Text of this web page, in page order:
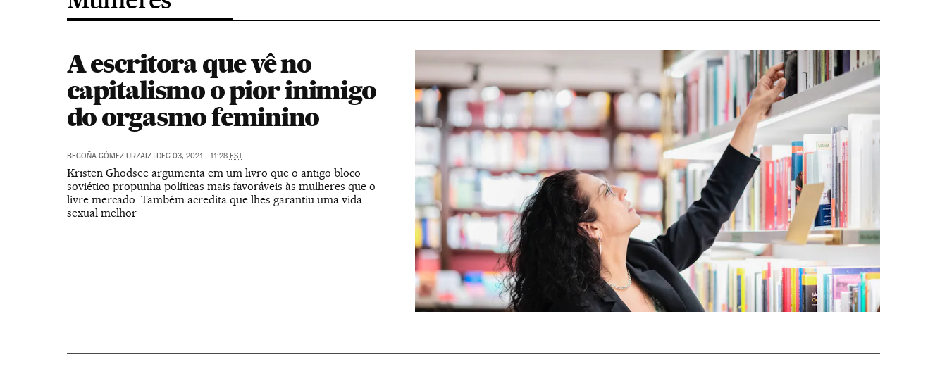
A escritora que vê no
capitalismo o pior inimigo
do orgasmo feminino
BEGOÑA GÓMEZ URZAIZ | DEC 03, 2021 - 11:28 EST
Kristen Ghodsee argumenta em um livro que o antigo bloco
soviético propunha políticas mais favoráveis às mulheres que o
livre mercado. Também acredita que lhes garantiu uma vida
sexual melhor